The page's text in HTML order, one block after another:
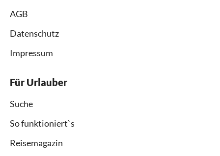
AGB
Datenschutz
Impressum
Für Urlauber
Suche
So funktioniert`s
Reisemagazin